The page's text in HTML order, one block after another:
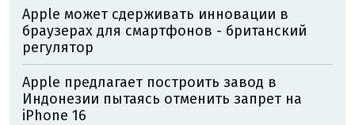
Apple может сдерживать инновации в
браузерах для смартфонов - британский
регулятор
Apple предлагает построить завод в
Индонезии пытаясь отменить запрет на
iPhone 16